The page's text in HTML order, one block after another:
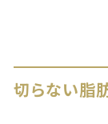
切らない脂